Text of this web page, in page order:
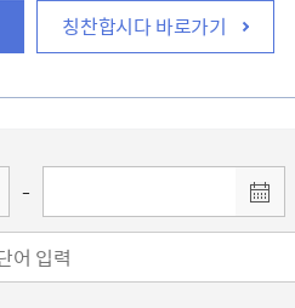
칭찬합시다 바로가기
-